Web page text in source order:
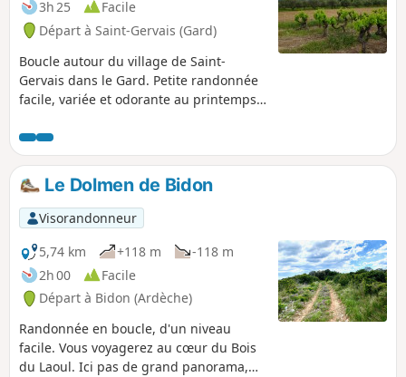
3h 25
Facile
Départ à Saint-Gervais (Gard)
Boucle autour du village de Saint-
Gervais dans le Gard. Petite randonnée
facile, variée et odorante au printemps:
chemins. Parcours entre vignes, oliviers
et forêt domaniale.
Le Dolmen de Bidon
Visorandonneur
5,74 km
+118 m
-118 m
2h 00
Facile
Départ à Bidon (Ardèche)
Randonnée en boucle, d'un niveau
facile. Vous voyagerez au cœur du Bois
du Laoul. Ici pas de grand panorama,